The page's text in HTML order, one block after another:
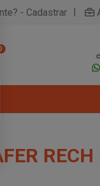
- Cadastrar |
0